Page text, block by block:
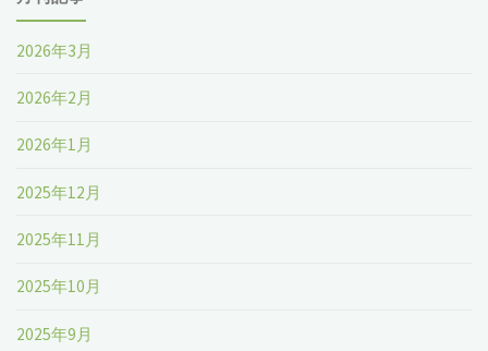
2026年3月
2026年2月
2026年1月
2025年12月
2025年11月
2025年10月
2025年9月